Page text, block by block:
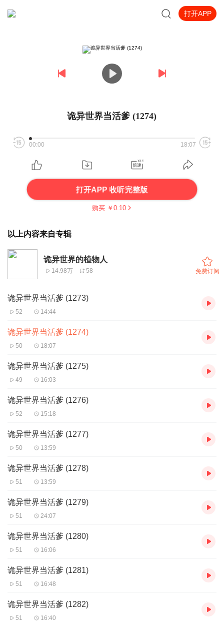
打开APP
诡异世界当活爹 (1274)
00:00 18:07
打开APP 收听完整版
购买 ￥ 0.10
以上内容来自专辑
诡异世界的植物人
14.98万 58 免费订阅
诡异世界当活爹 (1273)
52 14:44
诡异世界当活爹 (1274)
50 18:07
诡异世界当活爹 (1275)
49 16:03
诡异世界当活爹 (1276)
52 15:18
诡异世界当活爹 (1277)
50 13:59
诡异世界当活爹 (1278)
51 13:59
诡异世界当活爹 (1279)
51 24:07
诡异世界当活爹 (1280)
51 16:06
诡异世界当活爹 (1281)
51 16:48
诡异世界当活爹 (1282)
51 16:40